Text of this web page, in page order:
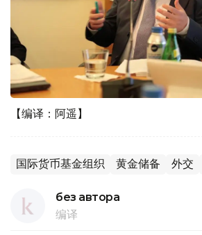
【编译：阿遥】
国际货币基金组织 黄金储备 外交
без автора
编译